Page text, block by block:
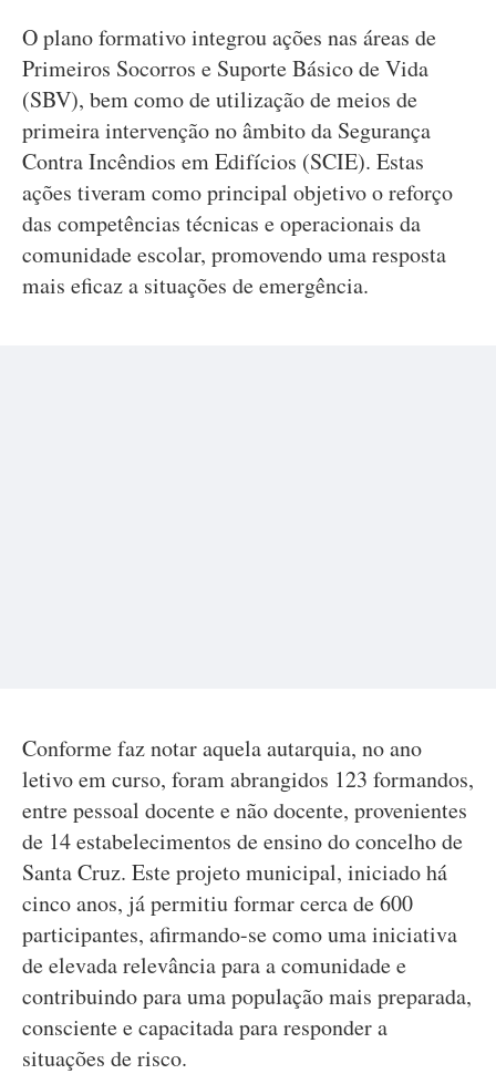
O plano formativo integrou ações nas áreas de
Primeiros Socorros e Suporte Básico de Vida
(SBV), bem como de utilização de meios de
primeira intervenção no âmbito da Segurança
Contra Incêndios em Edifícios (SCIE). Estas
ações tiveram como principal objetivo o reforço
das competências técnicas e operacionais da
comunidade escolar, promovendo uma resposta
mais eficaz a situações de emergência.
Conforme faz notar aquela autarquia, no ano
letivo em curso, foram abrangidos 123 formandos,
entre pessoal docente e não docente, provenientes
de 14 estabelecimentos de ensino do concelho de
Santa Cruz. Este projeto municipal, iniciado há
cinco anos, já permitiu formar cerca de 600
participantes, afirmando-se como uma iniciativa
de elevada relevância para a comunidade e
contribuindo para uma população mais preparada,
consciente e capacitada para responder a
situações de risco.